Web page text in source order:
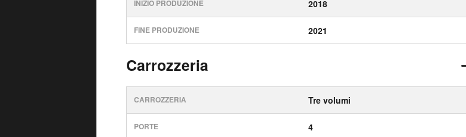
INIZIO PRODUZIONE 2018
FINE PRODUZIONE 2021
Carrozzeria
CARROZZERIA Tre volumi
PORTE 4